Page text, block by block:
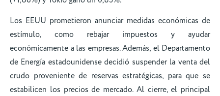
Los EEUU prometieron anunciar medidas económicas de
estímulo, como rebajar impuestos y ayudar
económicamente a las empresas. Además, el Departamento
de Energía estadounidense decidió suspender la venta del
crudo proveniente de reservas estratégicas, para que se
estabilicen los precios de mercado. Al cierre, el principal